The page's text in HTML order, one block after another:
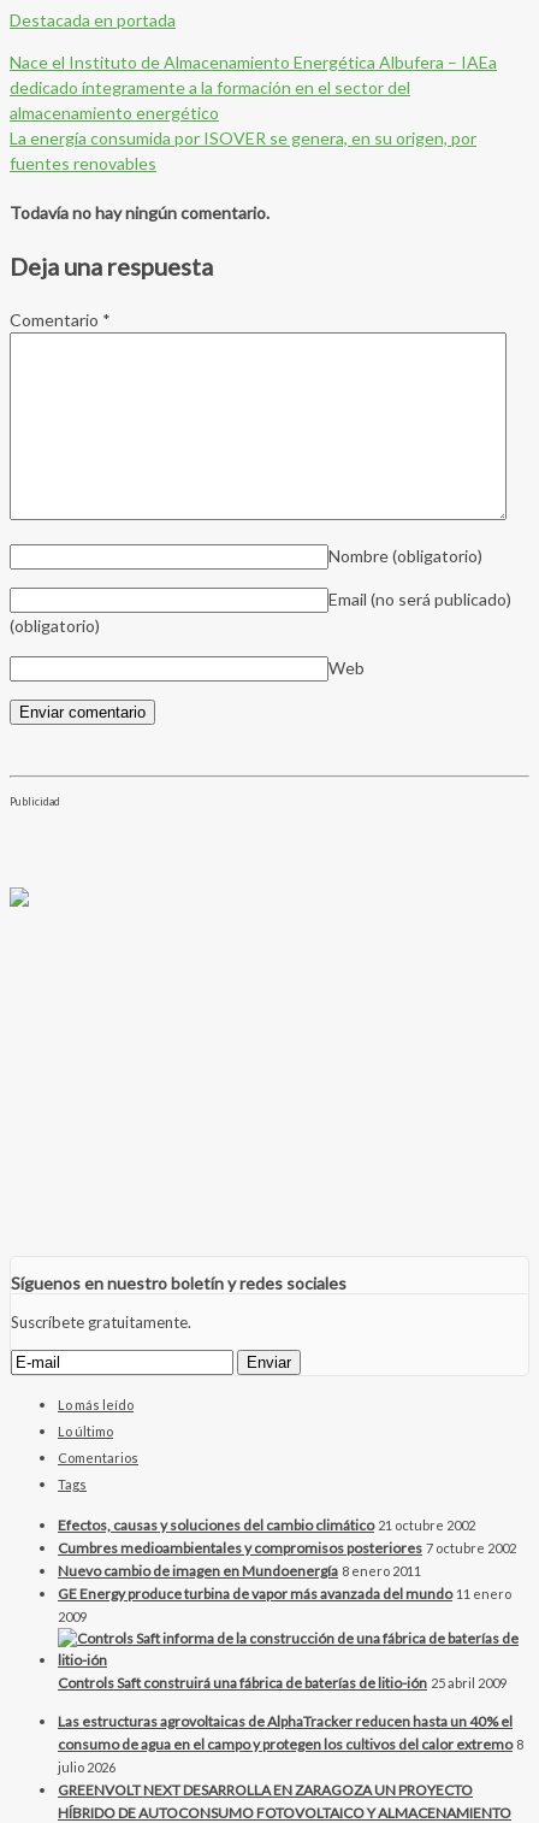
Destacada en portada
Nace el Instituto de Almacenamiento Energética Albufera – IAEa
dedicado íntegramente a la formación en el sector del
almacenamiento energético
La energía consumida por ISOVER se genera, en su origen, por
fuentes renovables
Todavía no hay ningún comentario.
Deja una respuesta
Comentario *
Nombre(obligatorio)
Email (no será publicado)
(obligatorio)
Web
Publicidad
Síguenos en nuestro boletín y redes sociales
Suscríbete gratuitamente.
Lo más leído
Lo último
Comentarios
Tags
Efectos, causas y soluciones del cambio climático 21 octubre 2002
Cumbres medioambientales y compromisos posteriores 7 octubre 2002
Nuevo cambio de imagen en Mundoenergía 8 enero 2011
GE Energy produce turbina de vapor más avanzada del mundo 11 enero
2009
Controls Saft construirá una fábrica de baterías de litio-ión 25 abril 2009
Las estructuras agrovoltaicas de AlphaTracker reducen hasta un 40% el
consumo de agua en el campo y protegen los cultivos del calor extremo 8
julio 2026
GREENVOLT NEXT DESARROLLA EN ZARAGOZA UN PROYECTO
HÍBRIDO DE AUTOCONSUMO FOTOVOLTAICO Y ALMACENAMIENTO